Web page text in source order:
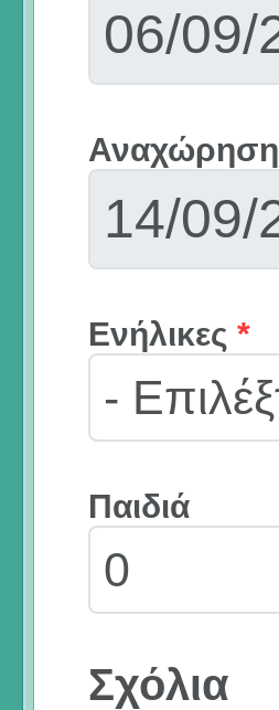
Αναχώρηση
Ενήλικες *
Παιδιά
Σχόλια